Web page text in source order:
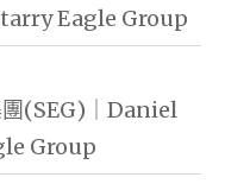
Eagle Group
團(SEG)｜Daniel
Group